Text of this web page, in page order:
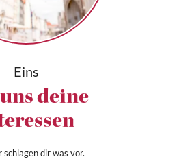
Eins
deine
schlagen dir was vor.